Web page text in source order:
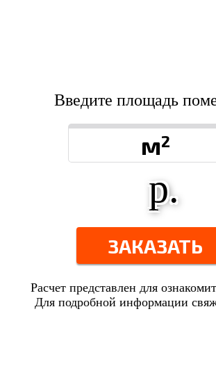
Введите площадь
м2
р.
ЗАКАЗАТЬ
Расчет представлен для
Для подробной информации